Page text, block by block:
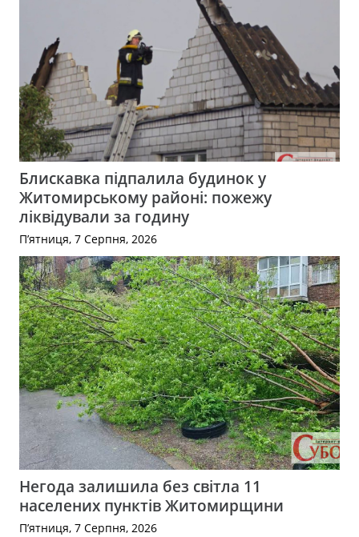
Блискавка підпалила будинок у
Житомирському районі: пожежу
ліквідували за годину
П’ятниця, 7 Серпня, 2026
Негода залишила без світла 11
населених пунктів Житомирщини
П’ятниця, 7 Серпня, 2026